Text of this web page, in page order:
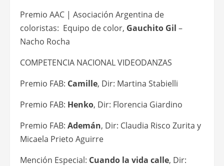
Premio AAC | Asociación Argentina de
coloristas: Equipo de color, Gauchito Gil –
Nacho Rocha
COMPETENCIA NACIONAL VIDEODANZAS
Premio FAB: Camille, Dir: Martina Stabielli
Premio FAB: Henko, Dir: Florencia Giardino
Premio FAB: Ademán, Dir: Claudia Risco Zurita y
Micaela Prieto Aguirre
Mención Especial: Cuando la vida calle, Dir: